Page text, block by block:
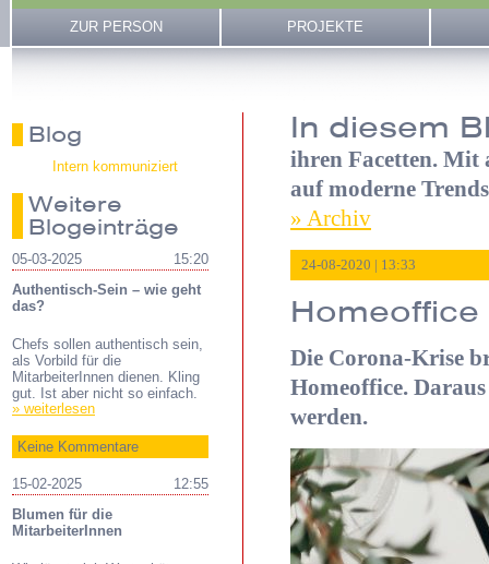
ZUR PERSON PROJEKTE
Blog
Intern kommuniziert
Weitere
Blogeinträge
05-03-2025
15:20
Authentisch-Sein – wie geht
das?
Chefs sollen authentisch sein,
als Vorbild für die
MitarbeiterInnen dienen. Kling
gut. Ist aber nicht so einfach.
» weiterlesen
Keine Kommentare
15-02-2025
12:55
Blumen für die
MitarbeiterInnen
In diesem
ihren Facetten. Mit
auf moderne
» Archiv
24-08-2020 | 13:33
Die Corona-Krise
Homeoffice.
werden.